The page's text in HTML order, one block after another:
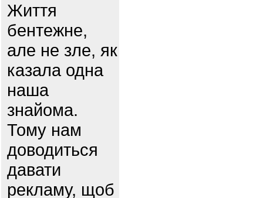
Життя
бентежне,
але не зле, як
казала одна
наша
знайома.
Тому нам
доводиться
давати
рекламу, щоб